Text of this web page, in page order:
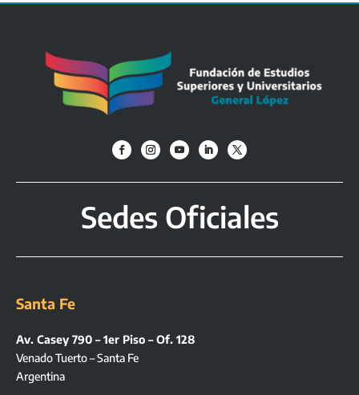
Sedes Oficiales
Santa Fe
Av. Casey 790 – 1er Piso – Of. 128
Venado Tuerto – Santa Fe
Argentina